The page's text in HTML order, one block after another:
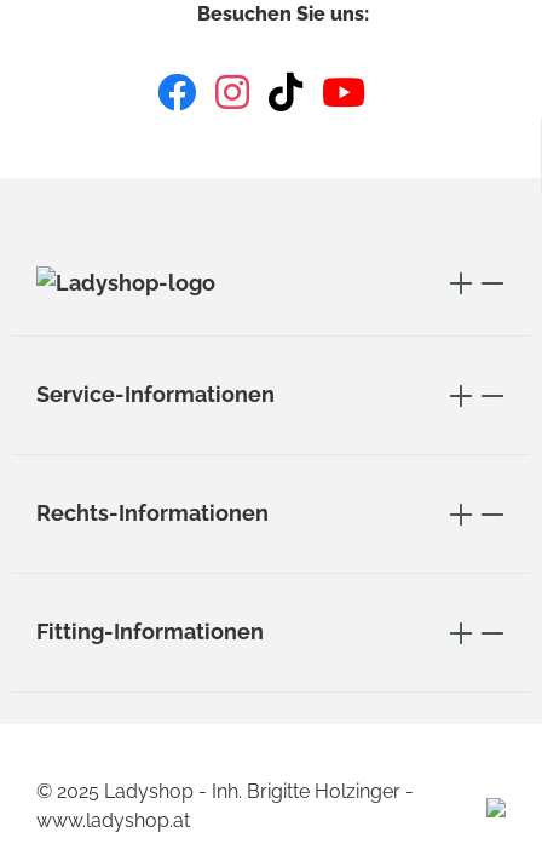
Besuchen Sie uns:
Service-Informationen
Rechts-Informationen
Fitting-Informationen
© 2025 Ladyshop - Inh. Brigitte Holzinger -
www.ladyshop.at